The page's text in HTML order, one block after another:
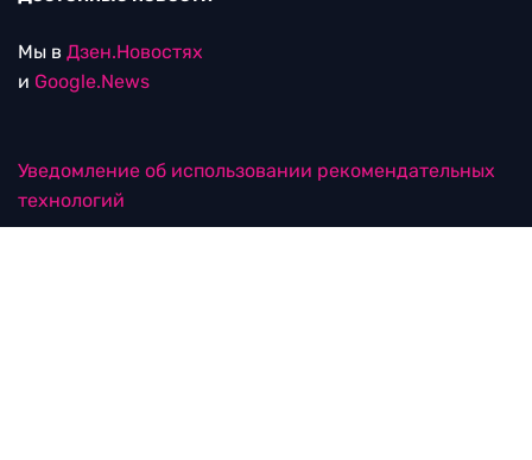
Мы в Дзен.Новостях
и Google.News
Уведомление об использовании рекомендательных
технологий